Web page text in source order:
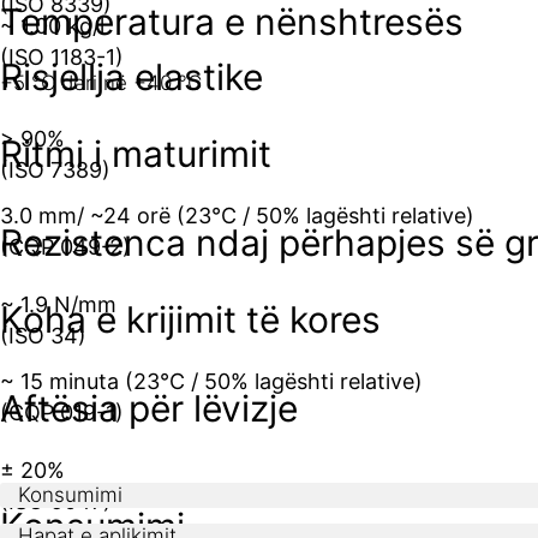
~ 1.00 kg/l
(ISO 1183-1)
Risjellja elastike
> 90%
(ISO 7389)
Rezistenca ndaj përhapjes së
~ 1.9 N/mm
(ISO 34)
Aftësia për lëvizje
± 20%
(ISO 9047)
Temperatura e nënshtresës
+5 °C deri në +40 °C
Ritmi i maturimit
3.0 mm/ ~24 orë (23°C / 50% lagështi relative)
(CQP 049-2)
Koha e krijimit të kores
~ 15 minuta (23°C / 50% lagështi relative)
(CQP 019-1)
Konsumimi
Konsumimi